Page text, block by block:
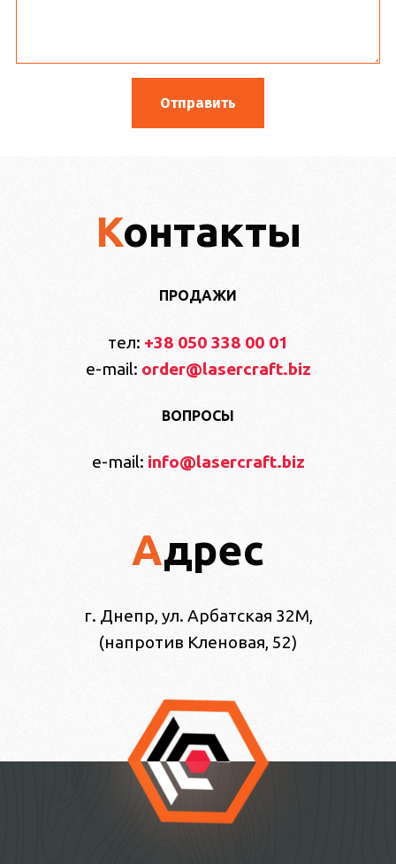
Контакты
ПРОДАЖИ
тел: +38 050 338 00 01
e-mail: order@lasercraft.biz
ВОПРОСЫ
e-mail: info@lasercraft.biz
Адрес
г. Днепр, ул. Арбатская 32М,
(напротив Кленовая, 52)